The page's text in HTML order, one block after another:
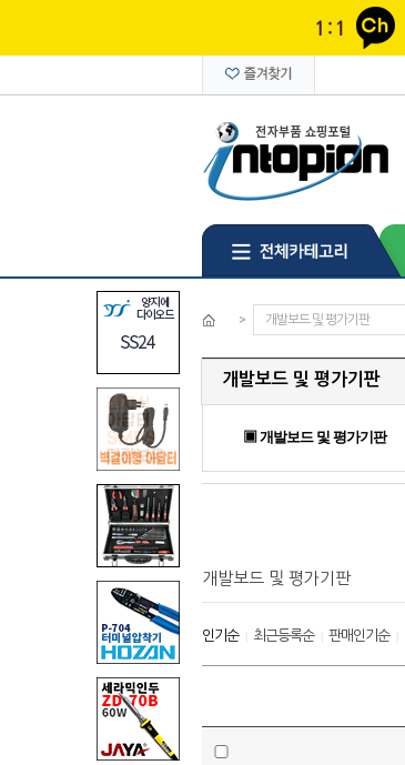
> 개발보드 및 평가기판
개발보드 및 평가기판
▣ 개발보드 및 평가기판
개발보드 및 평가기판
인기순| 최근등록순| 판매인기순|